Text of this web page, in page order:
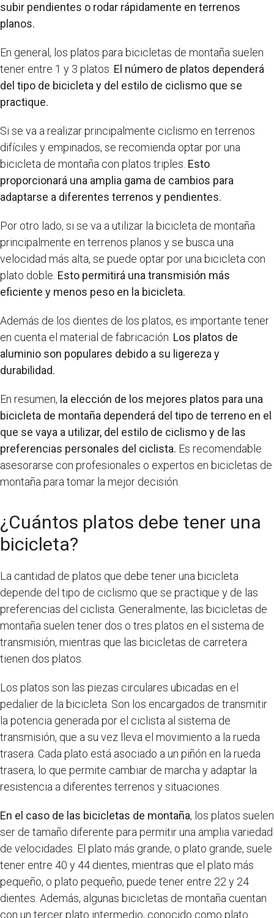
subir pendientes o rodar rápidamente en terrenos
planos.
En general, los platos para bicicletas de montaña suelen
tener entre 1 y 3 platos. El número de platos dependerá
del tipo de bicicleta y del estilo de ciclismo que se
practique.
Si se va a realizar principalmente ciclismo en terrenos
difíciles y empinados, se recomienda optar por una
bicicleta de montaña con platos triples. Esto
proporcionará una amplia gama de cambios para
adaptarse a diferentes terrenos y pendientes.
Por otro lado, si se va a utilizar la bicicleta de montaña
principalmente en terrenos planos y se busca una
velocidad más alta, se puede optar por una bicicleta con
plato doble. Esto permitirá una transmisión más
eficiente y menos peso en la bicicleta.
Además de los dientes de los platos, es importante tener
en cuenta el material de fabricación. Los platos de
aluminio son populares debido a su ligereza y
durabilidad.
En resumen, la elección de los mejores platos para una
bicicleta de montaña dependerá del tipo de terreno en el
que se vaya a utilizar, del estilo de ciclismo y de las
preferencias personales del ciclista. Es recomendable
asesorarse con profesionales o expertos en bicicletas de
montaña para tomar la mejor decisión.
¿Cuántos platos debe tener una
bicicleta?
La cantidad de platos que debe tener una bicicleta
depende del tipo de ciclismo que se practique y de las
preferencias del ciclista. Generalmente, las bicicletas de
montaña suelen tener dos o tres platos en el sistema de
transmisión, mientras que las bicicletas de carretera
tienen dos platos.
Los platos son las piezas circulares ubicadas en el
pedalier de la bicicleta. Son los encargados de transmitir
la potencia generada por el ciclista al sistema de
transmisión, que a su vez lleva el movimiento a la rueda
trasera. Cada plato está asociado a un piñón en la rueda
trasera, lo que permite cambiar de marcha y adaptar la
resistencia a diferentes terrenos y situaciones.
En el caso de las bicicletas de montaña, los platos suelen
ser de tamaño diferente para permitir una amplia variedad
de velocidades. El plato más grande, o plato grande, suele
tener entre 40 y 44 dientes, mientras que el plato más
pequeño, o plato pequeño, puede tener entre 22 y 24
dientes. Además, algunas bicicletas de montaña cuentan
con un tercer plato intermedio, conocido como plato